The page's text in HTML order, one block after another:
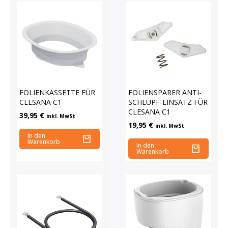
FOLIENKASSETTE FÜR
CLESANA C1
39,95 € inkl. MwSt
In den
Warenkorb
FOLIENSPARER ANTI-
SCHLUPF-EINSATZ FÜR
CLESANA C1
19,95 € inkl. MwSt
In den
Warenkorb